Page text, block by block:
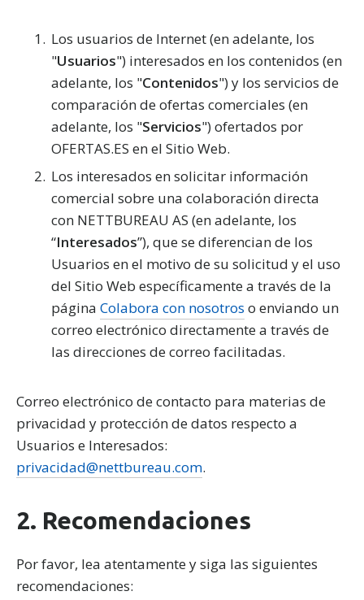
Los usuarios de Internet (en adelante, los
"Usuarios") interesados en los contenidos (en
adelante, los "Contenidos") y los servicios de
comparación de ofertas comerciales (en
adelante, los "Servicios") ofertados por
OFERTAS.ES en el Sitio Web.
Los interesados en solicitar información
comercial sobre una colaboración directa
con NETTBUREAU AS (en adelante, los
“Interesados”), que se diferencian de los
Usuarios en el motivo de su solicitud y el uso
del Sitio Web específicamente a través de la
páginaColabora con nosotros o enviando un
correo electrónico directamente a través de
las direcciones de correo facilitadas.
Correo electrónico de contacto para materias de
privacidad y protección de datos respecto a
Usuarios e Interesados:
privacidad@nettbureau.com.
2. Recomendaciones
Por favor, lea atentamente y siga las siguientes
recomendaciones: